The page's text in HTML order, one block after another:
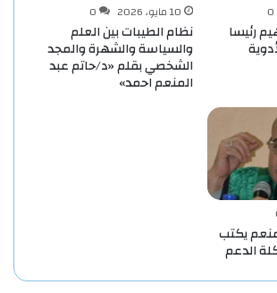
0
رئيسا
10 مايو، 2026 0
نظام الطيبات بين العلم
والسياسة والشهرة والمجد
الشخصي بقلم «د/حاتم عبد
المنعم احمد»
يكتب
الدعم